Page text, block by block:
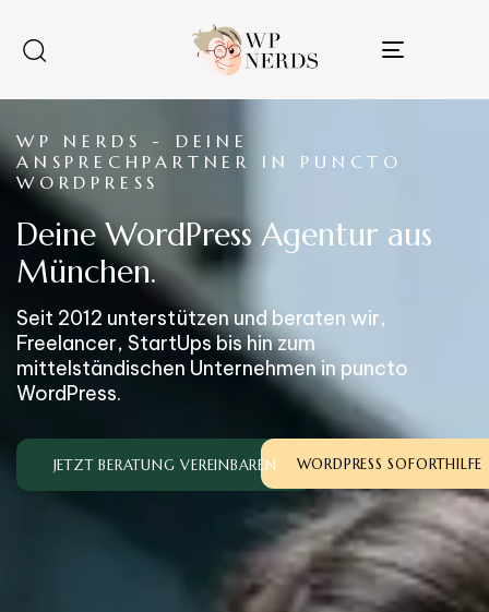
Type and hit enter
Toggle
WP NERDS - DEINE
ANSPRECHPARTNER IN PUNCTO
WORDPRESS
Deine WordPress Agentur aus
München.
Seit 2012 unterstützen und beraten wir,
Freelancer, StartUps bis hin zum
mittelständischen Unternehmen in puncto
WordPress.
JETZT BERATUNG VEREINBAREN WORDPRESS SOFORTHILFE